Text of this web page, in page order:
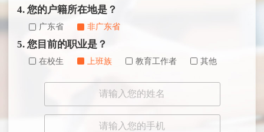
4. 您的户籍所在地是？
广东省 非广东省
5. 您目前的职业是？
在校生 上班族 教育工作者 其他